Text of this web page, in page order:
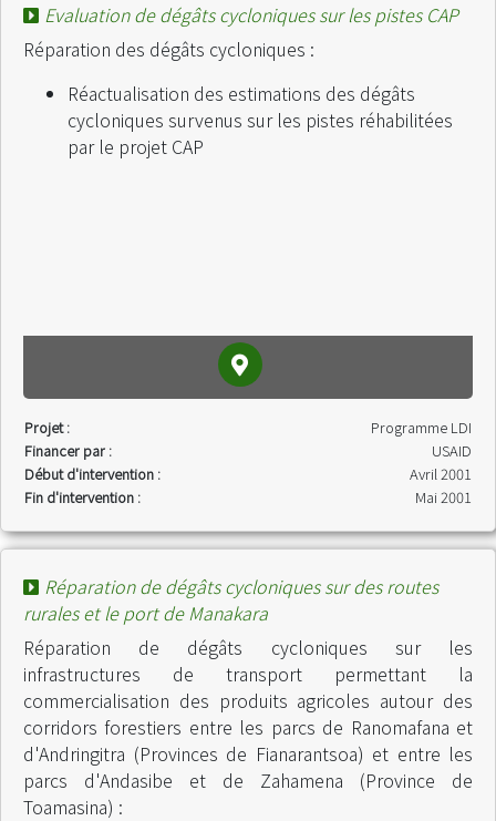
Evaluation de dégâts cycloniques sur les pistes CAP
Réparation des dégâts cycloniques :
Réactualisation des estimations des dégâts
cycloniques survenus sur les pistes réhabilitées
par le projet CAP
Projet :
Programme LDI
Financer par :
USAID
Début d'intervention :
Avril 2001
Fin d'intervention :
Mai 2001
Réparation de dégâts cycloniques sur des routes
rurales et le port de Manakara
Réparation de dégâts cycloniques sur les
infrastructures de transport permettant la
commercialisation des produits agricoles autour des
corridors forestiers entre les parcs de Ranomafana et
d'Andringitra (Provinces de Fianarantsoa) et entre les
parcs d'Andasibe et de Zahamena (Province de
Toamasina) :